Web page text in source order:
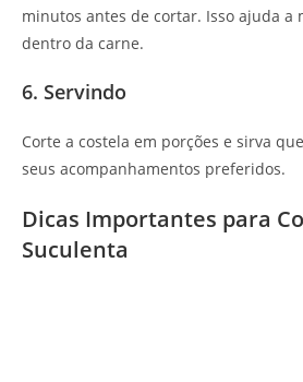
minutos antes de cortar. Isso ajuda a
dentro da carne.
6. Servindo
Corte a costela em porções e sirva
seus acompanhamentos preferidos.
Dicas Importantes para
Suculenta